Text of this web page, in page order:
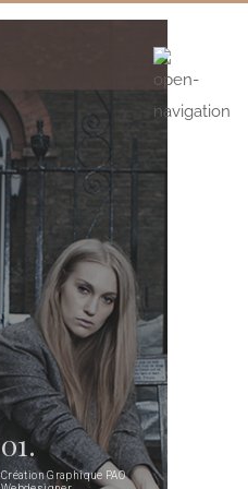
01.
Création Graphique PAO